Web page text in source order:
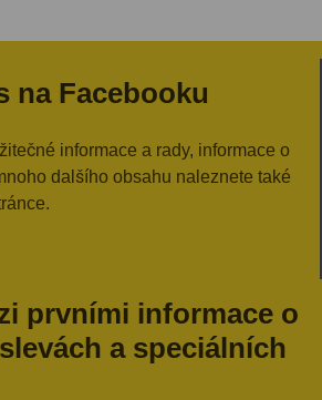
na Facebooku
informace a rady, informace o
dalšího obsahu naleznete také
prvními informace o
a speciálních